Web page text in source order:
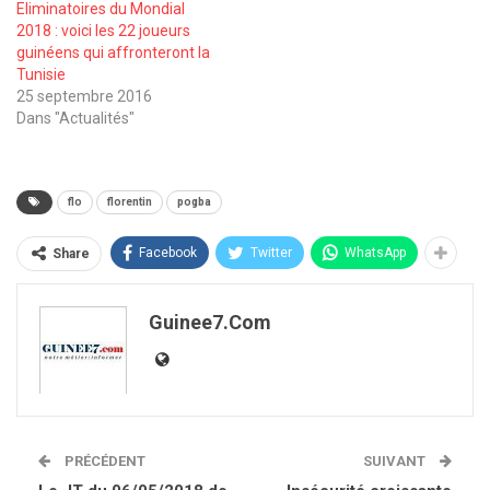
Eliminatoires du Mondial
2018 : voici les 22 joueurs
guinéens qui affronteront la
Tunisie
25 septembre 2016
Dans "Actualités"
flo florentin pogba
Share Facebook Twitter WhatsApp
Guinee7.com
PRÉCÉDENT SUIVANT